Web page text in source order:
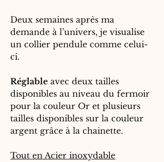
Deux semaines après ma
demande à l’univers, je visualise
un collier pendule comme celui-
ci.
Réglable avec deux tailles
disponibles au niveau du fermoir
pour la couleur Or et plusieurs
tailles disponibles sur la couleur
argent grâce à la chainette.
Tout en Acier inoxydable